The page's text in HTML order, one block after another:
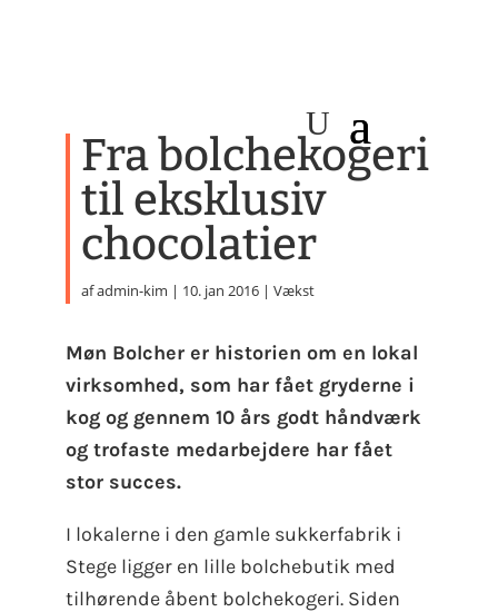
Fra bolchekogeri
til eksklusiv
chocolatier
afadmin-kim | 10. jan 2016 |Vækst
Møn Bolcher er historien om en lokal
virksomhed, som har fået gryderne i
kog og gennem 10 års godt håndværk
og trofaste medarbejdere har fået
stor succes.
I lokalerne i den gamle sukkerfabrik i
Stege ligger en lille bolchebutik med
tilhørende åbent bolchekogeri. Siden